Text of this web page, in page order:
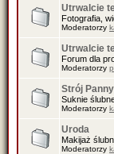
Utrwalcie
Fotografia,
Moderatorzy
Utrwalcie
Forum dla
Moderatorzy
Strój Panny
Suknie
Moderatorzy
Uroda
Makijaż
Moderatorzy